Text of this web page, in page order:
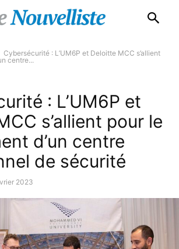
Cybersécurité : L’UM6P et Deloitte MCC s’allient
centre...
: L’UM6P et
s’allient pour le
d’un centre
de sécurité
2023